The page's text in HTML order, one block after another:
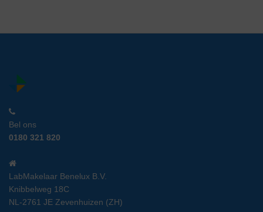
Bel ons
0180 321 820
LabMakelaar Benelux B.V.
Knibbelweg 18C
NL-2761 JE Zevenhuizen (ZH)